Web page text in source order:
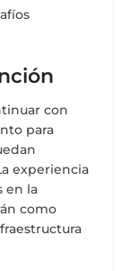
con
para
experiencia
en la
como